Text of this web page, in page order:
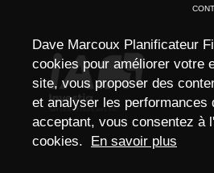
Dave Marcoux Planificateur
cookies pour améliorer votre
site, vous proposer des
et analyser les performances
acceptant, vous consentez à
cookies. En savoir plus